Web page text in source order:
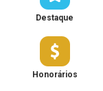
Destaque
Honorários